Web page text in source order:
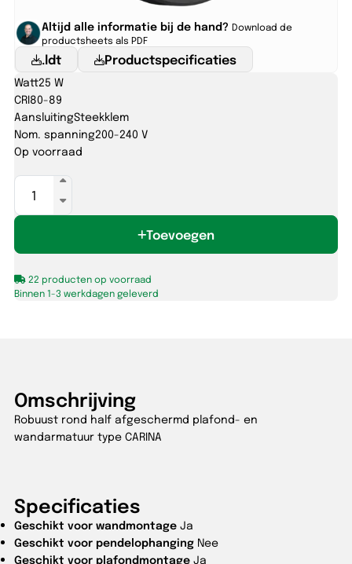
Altijd alle informatie bij de hand? Download de
productsheets als PDF
.ldt Productspecificaties
Watt25 W
CRI80-89
AansluitingSteekklem
Nom. spanning200-240 V
Op voorraad
300
830/840+SEN
zwart
Toevoegen
22 producten op voorraad
Binnen 1-3 werkdagen geleverd
Omschrijving
Robuust rond half afgeschermd plafond- en
wandarmatuur type CARINA
Specificaties
Geschikt voor wandmontage Ja
Geschikt voor pendelophanging Nee
Geschikt voor plafondmontage Ja